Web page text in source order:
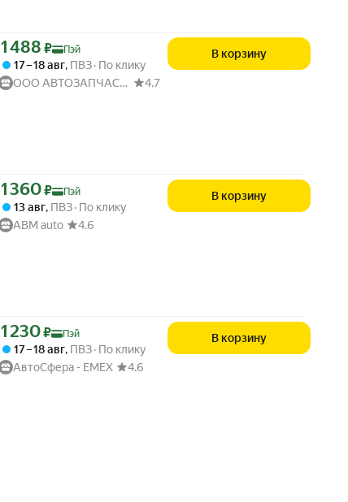
Цена с картой Яндекс Пэй 1488 ₽ вместо
1 488 ₽ Пэй
17 – 18 авг, ПВЗ По клику
ООО АВТОЗАПЧАСТИ52
4.7
В корзину
Цена с картой Яндекс Пэй 1360 ₽ вместо
1 360₽ Пэй
13 авг, ПВЗ По клику
ABM auto
4.6
В корзину
Цена с картой Яндекс Пэй 1230 ₽ вместо
1 230₽ Пэй
17 – 18 авг, ПВЗ По клику
АвтоСфера - ЕМЕХ
4.6
В корзину